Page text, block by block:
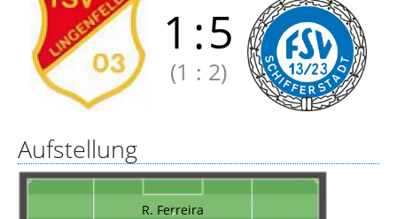
1 :5
(1 : 2)
Aufstellung
R. Ferreira